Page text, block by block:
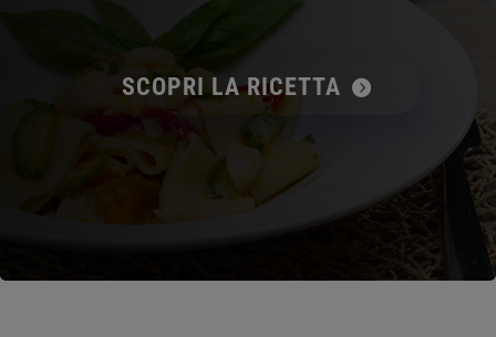
SCOPRI LA RICETTA